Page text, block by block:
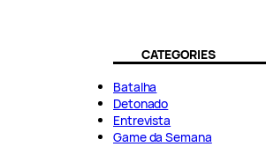
CATEGORIES
Batalha
Detonado
Entrevista
Game da Semana